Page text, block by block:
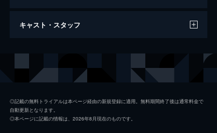
学校の階段
キャスト・スタッフ
刈谷健吾 松尾敏伸
◎記載の無料トライアルは本ページ経由の新規登録に適用。無料期間終了後は通常料金で
自動更新となります。
◎本ページに記載の情報は、2026年8月現在のものです。